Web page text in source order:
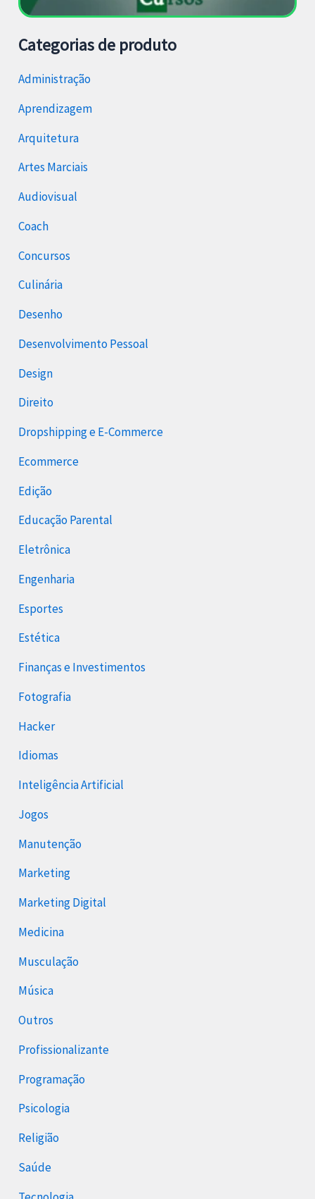
Categorias de produto
Administração
Aprendizagem
Arquitetura
Artes Marciais
Audiovisual
Coach
Concursos
Culinária
Desenho
Desenvolvimento Pessoal
Design
Direito
Dropshipping e E-Commerce
Ecommerce
Edição
Educação Parental
Eletrônica
Engenharia
Esportes
Estética
Finanças e Investimentos
Fotografia
Hacker
Idiomas
Inteligência Artificial
Jogos
Manutenção
Marketing
Marketing Digital
Medicina
Musculação
Música
Outros
Profissionalizante
Programação
Psicologia
Religião
Saúde